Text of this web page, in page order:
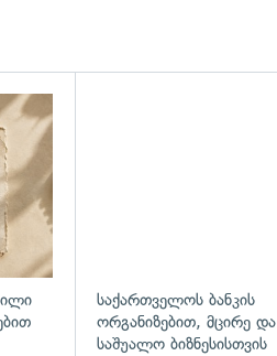
საქართველოს ბანკის
ორგანიზებით, მცირე და
საშუალო ბიზნესისთვის